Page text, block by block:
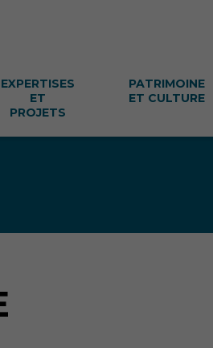
EXPERTISES
ET
PROJETS
PATRIMOINE
ET CULTURE